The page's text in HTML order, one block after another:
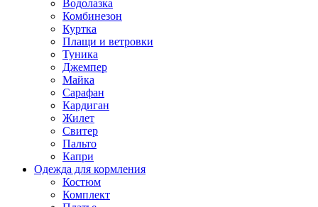
Водолазка
Комбинезон
Куртка
Плащи и ветровки
Туника
Джемпер
Майка
Сарафан
Кардиган
Жилет
Свитер
Пальто
Капри
Одежда для кормления
Костюм
Комплект